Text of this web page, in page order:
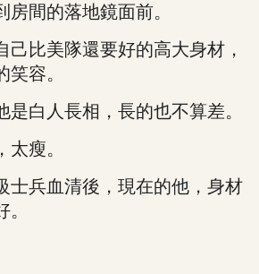
間的落地鏡面前。
比美隊還要好的高大身材，
容。
白人長相，長的也不算差。
瘦。
兵血清後，現在的他，身材